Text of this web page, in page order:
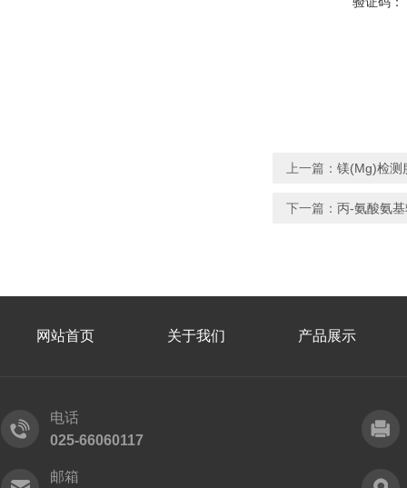
上一篇： 镁(Mg)检测
下一篇： 丙-氨酸氨
网站首页 关于我们 产品展示
电话
025-66060117
邮箱